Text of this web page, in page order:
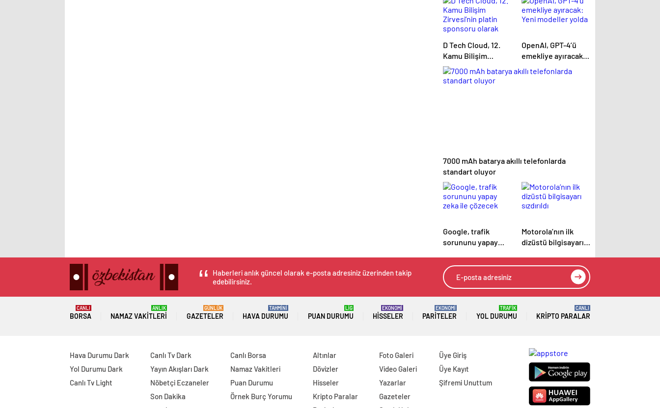
D Tech Cloud, 12.
Kamu Bilişim
Zirvesi’nin platin
sponsoru olarak
OpenAI, GPT-4’ü
emekliye ayıracak:
Yeni modeller yolda
7000 mAh batarya akıllı telefonlarda
standart oluyor
Google, trafik
sorununu yapay
Motorola’nın ilk
dizüstü bilgisayarı
Haberleri anlık güncel olarak e-posta adresiniz üzerinden takip
edebilirsiniz.
BORSA
CANLI
NAMAZ VAKITLERI
ANLIK
GAZETELER
GÜNLÜK
HAVA DURUMU
TAHMİNİ
PUAN DURUMU
LİG
HISSELER
EKONOMİ
PARITELER
EKONOMİ
YOL DURUMU
TRAFİK
KRIPTO PARALAR
CANLI
Hava Durumu Dark
Yol Durumu Dark
Canlı Tv Light
Canlı Tv Dark
Yayın Akışları Dark
Nöbetçi Eczaneler
Son Dakika
Canlı Borsa
Namaz Vakitleri
Puan Durumu
Örnek Burç Yorumu
Altınlar
Dövizler
Hisseler
Kripto Paralar
Foto Galeri
Video Galeri
Yazarlar
Gazeteler
Üye Giriş
Üye Kayıt
Şifremi Unuttum